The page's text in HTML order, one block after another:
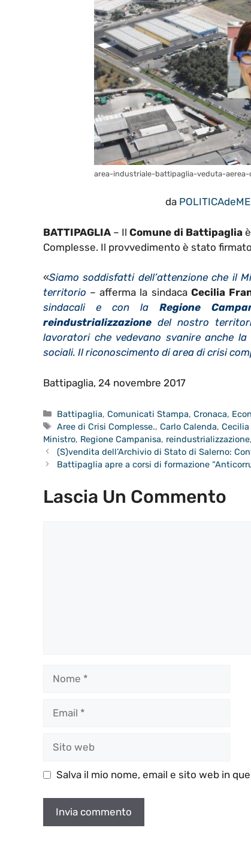
area-industriale-battipaglia-veduta-aerea-
da
BATTIPAGLIA – IlComune di Battipaglia
Complesse. Il provvedimento è stato
«Siamo soddisfatti dell’attenzione che il
territorio – afferma la sindaca Cecilia
sindacali e con la Regione
reindustrializzazione del nostro
lavoratori che vedevano svanire anche
sociali. Il riconoscimento di area di crisi
Battipaglia, 24 novembre 2017
Categorie
Battipaglia,Comunicati Stampa,Cronaca,
Tag
Aree di Crisi Complesse.,Carlo Calenda,Cecilia
Ministro, Regione Campanisa, reindustrializzazione,
(S)vendita dell’Archivio di Stato di Salerno:
Battipaglia apre a corsi di formazione
Lascia Un Commento
Salva il mio nome, email e sito web in